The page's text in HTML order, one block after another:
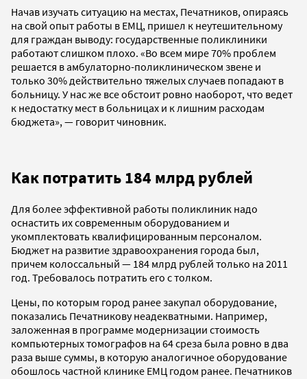
Начав изучать ситуацию на местах, Печатников, опираясь
на свой опыт работы в ЕМЦ, пришел к неутешительному
для граждан выводу: государственные поликлиники
работают слишком плохо. «Во всем мире 70% проблем
решается в амбулаторно-поликлиническом звене и
только 30% действительно тяжелых случаев попадают в
больницу. У нас же все обстоит ровно наоборот, что ведет
к недостатку мест в больницах и к лишним расходам
бюджета», — говорит чиновник.
Как потратить 184 млрд рублей
Для более эффективной работы поликлиник надо
оснастить их современным оборудованием и
укомплектовать квалифицированным персоналом.
Бюджет на развитие здравоохранения города был,
причем колоссальный — 184 млрд рублей только на 2011
год. Требовалось потратить его с толком.
Цены, по которым город ранее закупал оборудование,
показались Печатникову неадекватными. Например,
заложенная в программе модернизации стоимость
компьютерных томографов на 64 среза была ровно в два
раза выше суммы, в которую аналогичное оборудование
обошлось частной клинике ЕМЦ годом ранее. Печатников